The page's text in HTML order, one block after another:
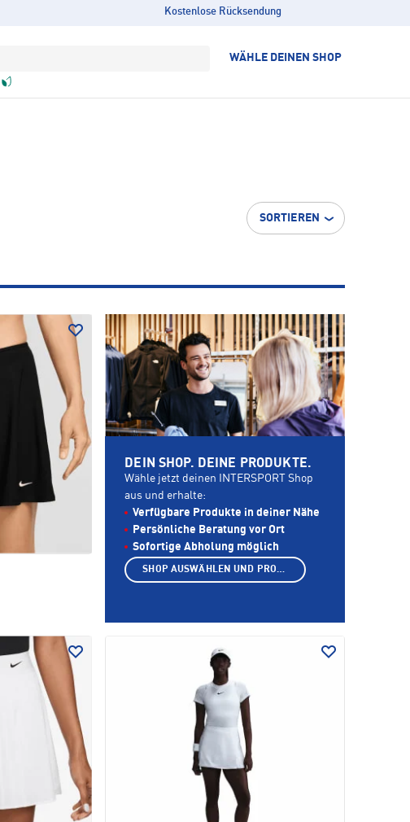
Kostenlose Rücksendung
WÄHLE DEINEN SHOP
SORTIEREN
DEIN SHOP. DEINE PRODUKTE.
Wähle jetzt deinen INTERSPORT Shop
aus und erhalte:
Verfügbare Produkte in deiner Nähe
Persönliche Beratung vor Ort
Sofortige Abholung möglich
SHOP AUSWÄHLEN UND PRODUKTE ANZEIGEN